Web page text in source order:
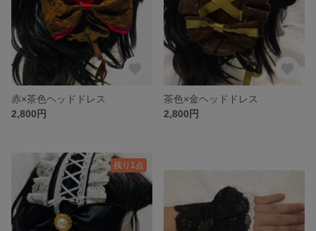
赤×茶色ヘッドドレス
2,800円
茶色×金ヘッドドレス
2,800円
残り1点